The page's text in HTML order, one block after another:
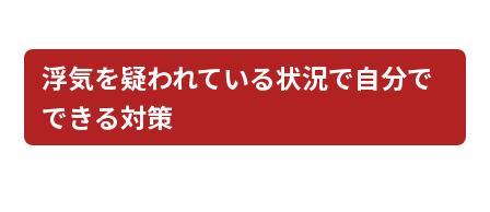
浮気を疑われている状況で自分で
できる対策